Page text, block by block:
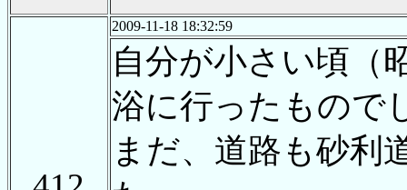
2009-11-18 18:32:59
自分が小さい頃（
浴に行ったもので
まだ、道路も砂利